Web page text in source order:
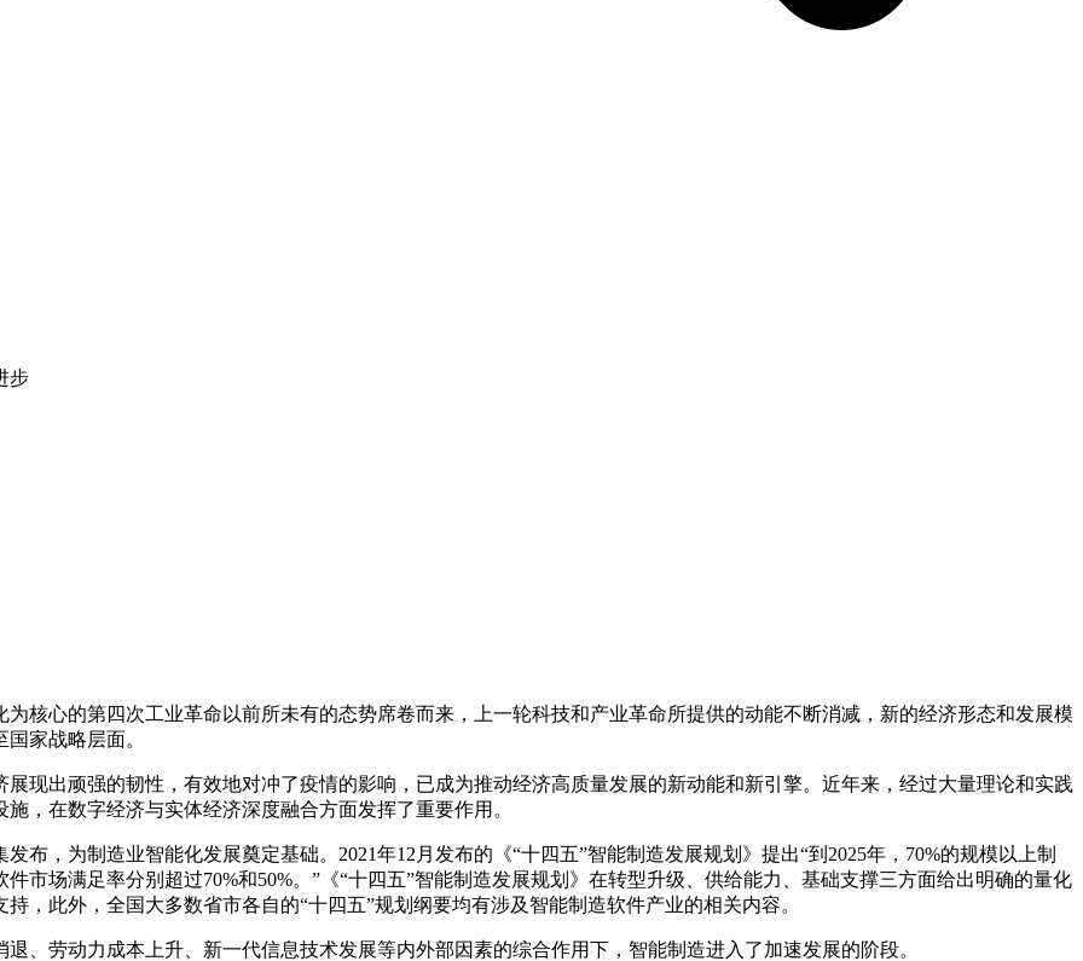
步
核心的第四次工业革命以前所未有的态势席卷而来，上一轮科技和产业革命所提供的动能不断消减，新的经济形态和发展模
家战略层面。
现出顽强的韧性，有效地对冲了疫情的影响，已成为推动经济高质量发展的新动能和新引擎。近年来，经过大量理论和实践
，在数字经济与实体经济深度融合方面发挥了重要作用。
布，为制造业智能化发展奠定基础。2021年12月发布的《“十四五”智能制造发展规划》提出“到2025年，70%的规模以上制
市场满足率分别超过70%和50%。”《“十四五”智能制造发展规划》在转型升级、供给能力、基础支撑三方面给出明确的量化
，此外，全国大多数省市各自的“十四五”规划纲要均有涉及智能制造软件产业的相关内容。
、劳动力成本上升、新一代信息技术发展等内外部因素的综合作用下，智能制造进入了加速发展的阶段。